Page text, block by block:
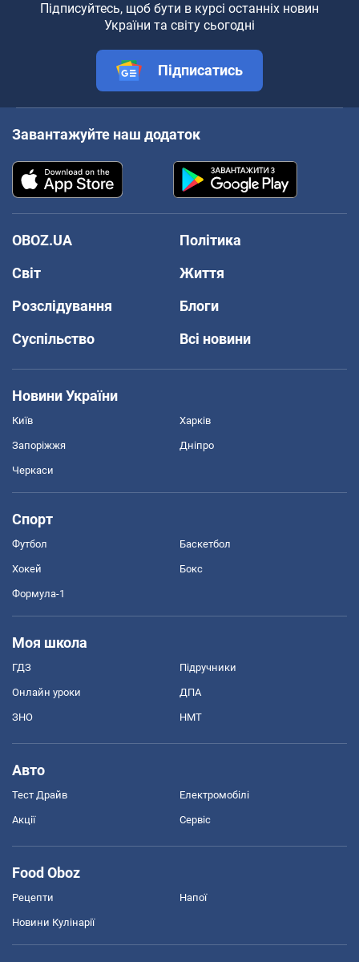
Підписуйтесь, щоб бути в курсі останніх новин
України та світу сьогодні
Підписатись
Завантажуйте наш додаток
OBOZ.UA
Політика
Світ
Життя
Розслідування
Блоги
Суспільство
Всі новини
Новини України
Київ Харків
Запоріжжя Дніпро
Черкаси
Спорт
Футбол Баскетбол
Хокей Бокс
Формула-1
Моя школа
ГДЗ Підручники
Онлайн уроки ДПА
ЗНО НМТ
Авто
Тест Драйв Електромобілі
Акції Сервіс
Food Oboz
Рецепти Напої
Новини Кулінарії